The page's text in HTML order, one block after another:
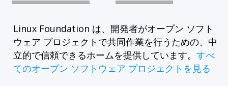
Linux Foundation は、開発者がオープン ソフト
ウェア プロジェクトで共同作業を行うための、中
立的で信頼できるホームを提供しています。 すべ
てのオープン ソフトウェア プロジェクトを見る